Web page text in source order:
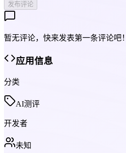
发布评论
暂无评论，快来发表第一条评论吧！
应用信息
分类
AI测评
开发者
未知